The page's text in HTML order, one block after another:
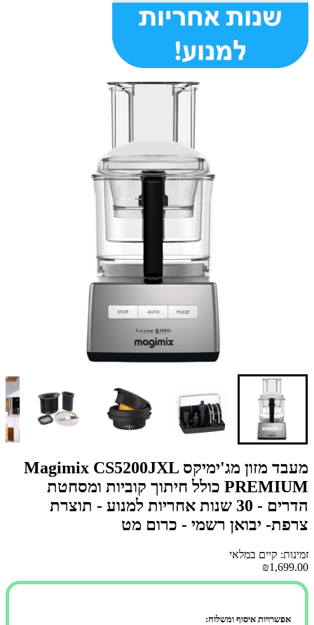
מעבד מזון מג'ימיקס Magimix CS5200JXL
PREMIUM כולל חיתוך קוביות ומסחטת
הדרים - 30 שנות אחריות למנוע - תוצרת
צרפת- יבואן רשמי - כרום מט
זמינות: קיים במלאי
₪1,699.00
אפשרויות איסוף ומשלוח: